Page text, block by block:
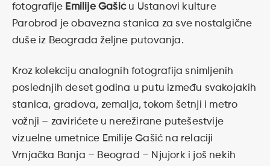
fotografije Emilije Gašić u Ustanovi kulture
Parobrod je obavezna stanica za sve nostalgične
duše iz Beograda željne putovanja.
Kroz kolekciju analognih fotografija snimljenih
poslednjih deset godina u putu između svakojakih
stanica, gradova, zemalja, tokom šetnji i metro
vožnji – zavirićete u nerežirane putešestvije
vizuelne umetnice Emilije Gašić na relaciji
Vrnjačka Banja – Beograd – Njujork i još nekih